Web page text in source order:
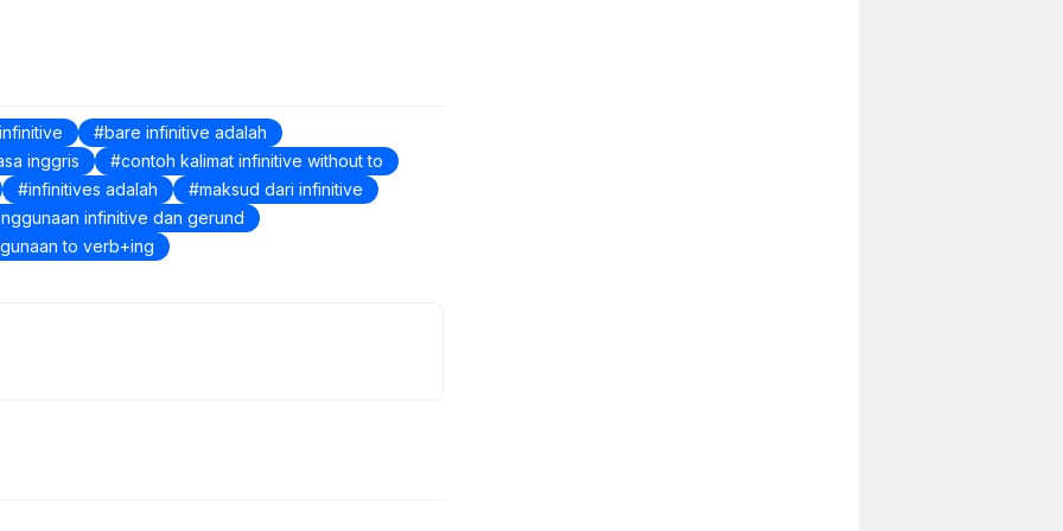
bare infinitive adalah
inggris
contoh kalimat infinitive without to
infinitives adalah
maksud dari infinitive
infinitive dan gerund
to verb+ing